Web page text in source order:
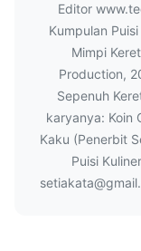
Editor
Kumpulan
Mimpi
Production,
Sepenuh
karyanya: Koin
Kaku (Penerbit
Puisi